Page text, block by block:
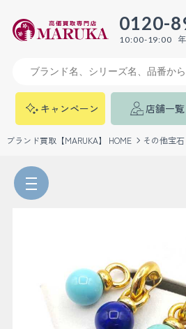
0120-
10:00-19:00
キャンペーン 店舗一覧
ブランド買取【MARUKA】 HOME その他宝石